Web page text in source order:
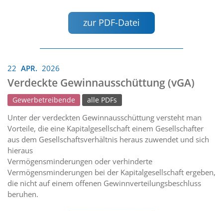
zur PDF-Datei
22 APR. 2026
Verdeckte Gewinnausschüttung (vGA)
Gewerbetreibende alle PDFs
Unter der verdeckten Gewinnausschüttung versteht man
Vorteile, die eine Kapitalgesellschaft einem Gesellschafter
aus dem Gesellschaftsverhältnis heraus zuwendet und sich
hieraus
Vermögensminderungen oder verhinderte
Vermögensminderungen bei der Kapitalgesellschaft ergeben,
die nicht auf einem offenen Gewinnverteilungsbeschluss
beruhen.